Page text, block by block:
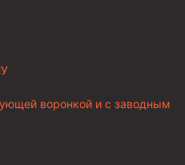
воронкой и с заводным